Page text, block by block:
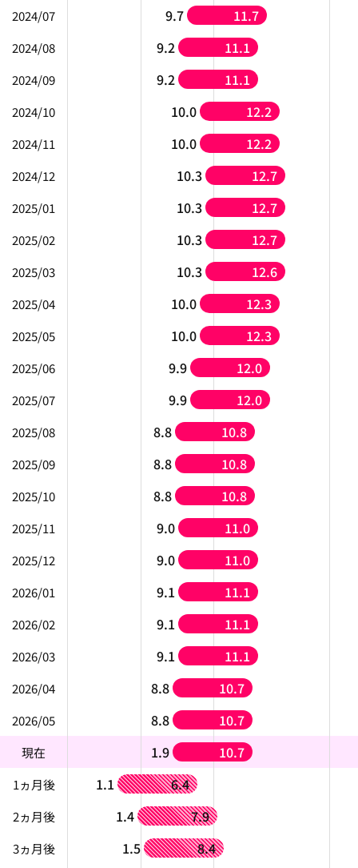
2024/07 9.7 11.7
2024/08 9.2 11.1
2024/09 9.2 11.1
2024/10 10.0 12.2
2024/11 10.0 12.2
2024/12 10.3 12.7
2025/01 10.3 12.7
2025/02 10.3 12.7
2025/03 10.3 12.6
2025/04 10.0 12.3
2025/05 10.0 12.3
2025/06 9.9 12.0
2025/07 9.9 12.0
2025/08 8.8 10.8
2025/09 8.8 10.8
2025/10 8.8 10.8
2025/11 9.0 11.0
2025/12 9.0 11.0
2026/01 9.1 11.1
2026/02 9.1 11.1
2026/03 9.1 11.1
2026/04 8.8 10.7
2026/05 8.8 10.7
現在 1.9 10.7
1ヵ月後 1.1 6.4
2ヵ月後 1.4 7.9
3ヵ月後 1.5 8.4